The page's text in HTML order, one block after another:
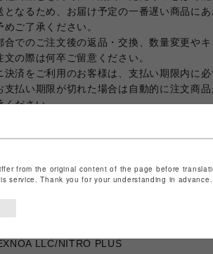
となるため、お届け予定の一番遅い商品に
めご了承ください。
でのご注文後の返品・交換、数量変更やキ
文の際は何卒ご留意ください。
済をご利用のお客様は、支払い期限内に
支払い期限が切れた場合は自動的に注文商
ください。
トカード決済の場合、オーダーから30日を
ございますため、商品発送前でもオーダー
日時指定は承っておりません。
ピング、領収書発行は承っておりません。
対応しておりません。 -This item cannot
LLC/NITRO PLUS
from the original content of the page before
service. Thank you for your understanding in advance.